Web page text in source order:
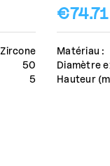
Zircone
50
5
Matériau :
Diamètre
Hauteur
€74.71